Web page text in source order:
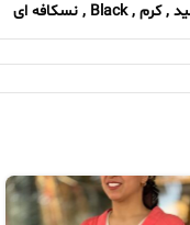
,کرم ,
Black
, نسکافه ای